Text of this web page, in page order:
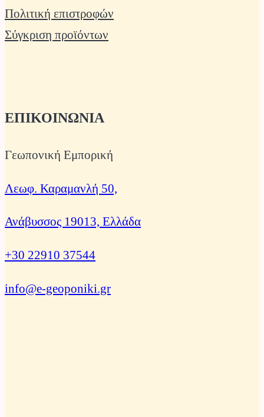
Πολιτική επιστροφών
Σύγκριση προϊόντων
ΕΠΙΚΟΙΝΩΝΙΑ
Γεωπονική Εμπορική
Λεωφ. Καραμανλή 50,
Ανάβυσσος 19013, Ελλάδα
+30 22910 37544
info@e-geoponiki.gr